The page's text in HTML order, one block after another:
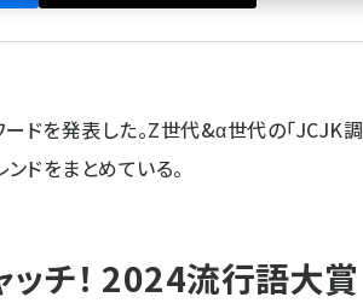
ドを発表した。Z世代&α世代の「JCJK調
ンドをまとめている。
ッチ！ 2024流行語大賞